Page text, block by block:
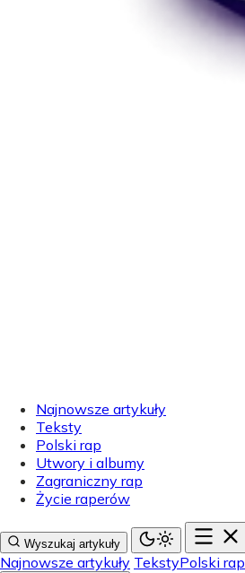
Najnowsze artykuły
Teksty
Polski rap
Utwory i albumy
Zagraniczny rap
Życie raperów
Wyszukaj artykuły
Najnowsze artykuły TekstyPolski rap